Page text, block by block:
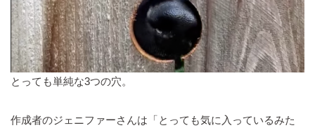
とっても単純な3つの穴。
作成者のジェニファーさんは「とっても気に入っているみた